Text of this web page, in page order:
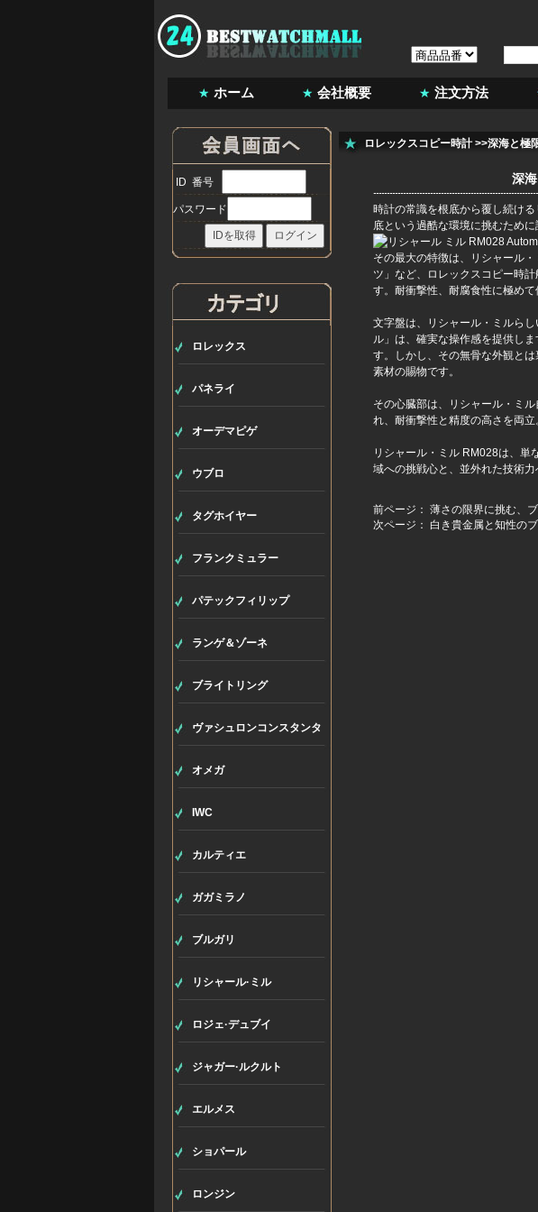
ホーム 会社概要 注文方法
ID 番号
パスワード
ロレックス
パネライ
オーデマピゲ
ウブロ
タグホイヤー
フランクミュラー
パテックフィリップ
ランゲ＆ゾーネ
ブライトリング
ヴァシュロンコンスタンタ
ン
オメガ
IWC
カルティエ
ガガミラノ
ブルガリ
リシャール·ミル
ロジェ·デュブイ
ジャガー·ルクルト
エルメス
ショパール
ロンジン
ロレックスコピー時計>>深海と極
深
時計の常識を根底から覆し続け
底という過酷な環境に挑むため
その最大の特徴は、リシャール
ツ」など、
ロレックスコピー時計
す。耐衝撃性、耐腐食性に極め
文字盤は、リシャール・ミルら
ル」は、確実な操作感を提供し
す。しかし、その無骨な外観と
素材の賜物です。
その心臓部は、リシャール・ミ
れ、耐衝撃性と精度の高さを両
リシャール・ミル RM028は、単
域への挑戦心と、並外れた技術
前ページ： 薄さの限界に挑む、
次ページ： 白き貴金属と知性の